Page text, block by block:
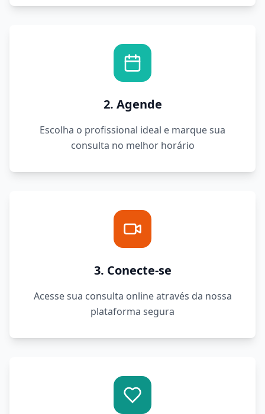
2. Agende
Escolha o profissional ideal e marque sua
consulta no melhor horário
3. Conecte-se
Acesse sua consulta online através da nossa
plataforma segura